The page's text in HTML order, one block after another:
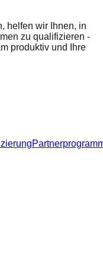
helfen wir Ihnen, in
zu qualifizieren -
produktiv und Ihre